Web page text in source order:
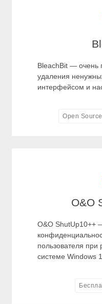
BleachBit — очень
удаления
интерфейсом и
Open Source
O&O
O&O ShutUp10++
пользователя при
системе Windows